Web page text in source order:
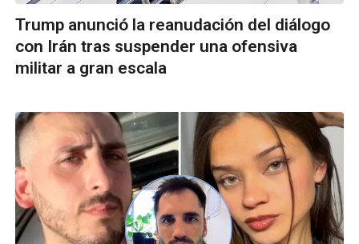
Trump anunció la reanudación del diálogo
con Irán tras suspender una ofensiva
militar a gran escala